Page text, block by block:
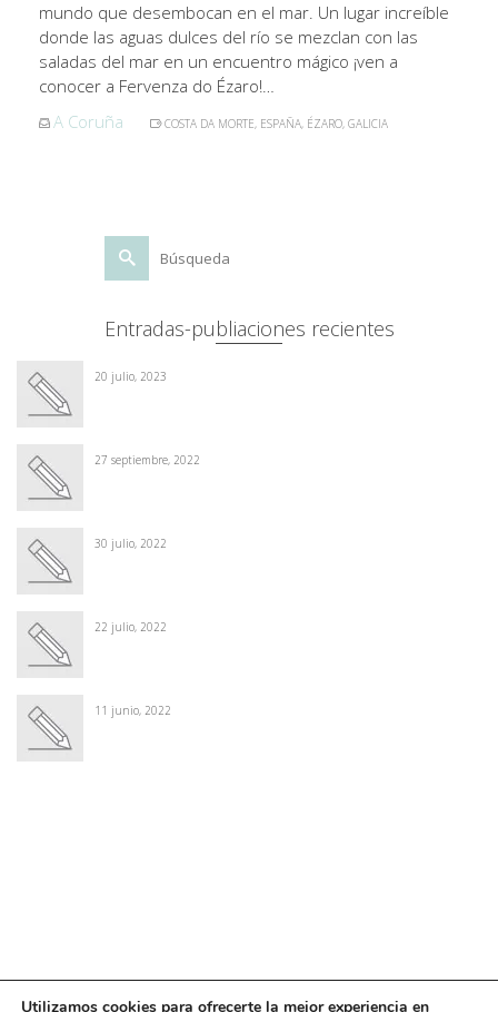
mundo que desembocan en el mar. Un lugar increíble
donde las aguas dulces del río se mezclan con las
saladas del mar en un encuentro mágico ¡ven a
conocer a Fervenza do Ézaro!…
A Coruña
COSTA DA MORTE, ESPAÑA, ÉZARO, GALICIA
Buscar
por:
Entradas-publiaciones recientes
20 julio, 2023
27 septiembre, 2022
30 julio, 2022
22 julio, 2022
11 junio, 2022
Utilizamos cookies para ofrecerte la mejor experiencia en